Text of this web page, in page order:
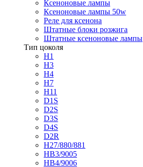
Ксеноновые лампы
Ксеноновые лампы 50w
Реле для ксенона
Штатные блоки розжига
Штатные ксеноновые лампы
Тип цоколя
H1
H3
H4
H7
H11
D1S
D2S
D3S
D4S
D2R
H27/880/881
HB3/9005
HB4/9006